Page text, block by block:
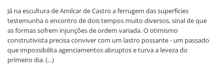
Já na escultura de Amilcar de Castro a ferrugem das superfícies
testemunha o encontro de dois tempos muito diversos, sinal de que
as formas sofrem injunções de ordem variada. O otimismo
construtivista precisa conviver com um lastro possante - um passado
que impossibilita agenciamentos abruptos e turva a leveza do
primeiro dia. (...)